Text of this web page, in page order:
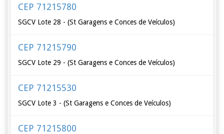
CEP 71215780
SGCV Lote 28 - (St Garagens e Conces de Veículos)
CEP 71215790
SGCV Lote 29 - (St Garagens e Conces de Veículos)
CEP 71215530
SGCV Lote 3 - (St Garagens e Conces de Veículos)
CEP 71215800